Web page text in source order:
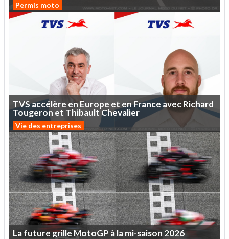
Permis moto
TVSaccélère enEurope et enFrance avecRichard
Tougeron et Thibault Chevalier
Vie des entreprises
Lafuturegrille MotoGP àlami-saison 2026